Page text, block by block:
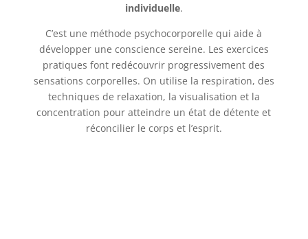
individuelle.
C’est une méthode psychocorporelle qui aide à
développer une conscience sereine. Les exercices
pratiques font redécouvrir progressivement des
sensations corporelles. On utilise la respiration, des
techniques de relaxation, la visualisation et la
concentration pour atteindre un état de détente et
réconcilier le corps et l’esprit.